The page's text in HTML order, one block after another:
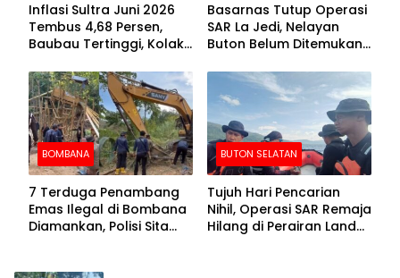
Inflasi Sultra Juni 2026
Tembus 4,68 Persen,
Baubau Tertinggi, Kolaka
Basarnas Tutup Operasi
SAR La Jedi, Nelayan
Buton Belum Ditemukan
BOMBANA
7 Terduga Penambang
Emas Ilegal di Bombana
Diamankan, Polisi Sita
BUTON SELATAN
Tujuh Hari Pencarian
Nihil, Operasi SAR Remaja
Hilang di Perairan Lande